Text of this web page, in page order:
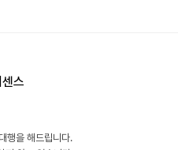
스
행을 해드립니다.